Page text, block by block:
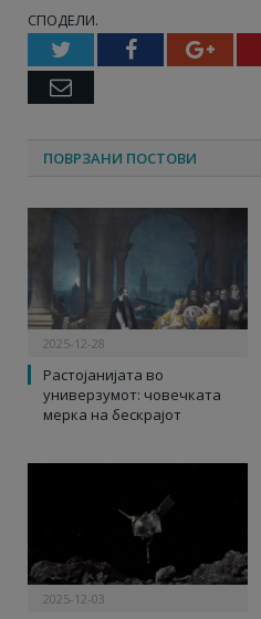
СПОДЕЛИ.
Twitter
Email
ПОВРЗАНИ ПОСТОВИ
2025-12-28
Растојанијата во
универзумот: човечката
мерка на бескрајот
2025-12-03